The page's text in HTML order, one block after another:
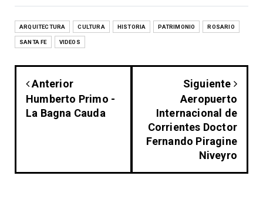
ARQUITECTURA CULTURA HISTORIA PATRIMONIO ROSARIO
SANTA FE VIDEOS
Anterior
Humberto Primo -
La Bagna Cauda
Siguiente
Aeropuerto
Internacional de
Corrientes Doctor
Fernando Piragine
Niveyro